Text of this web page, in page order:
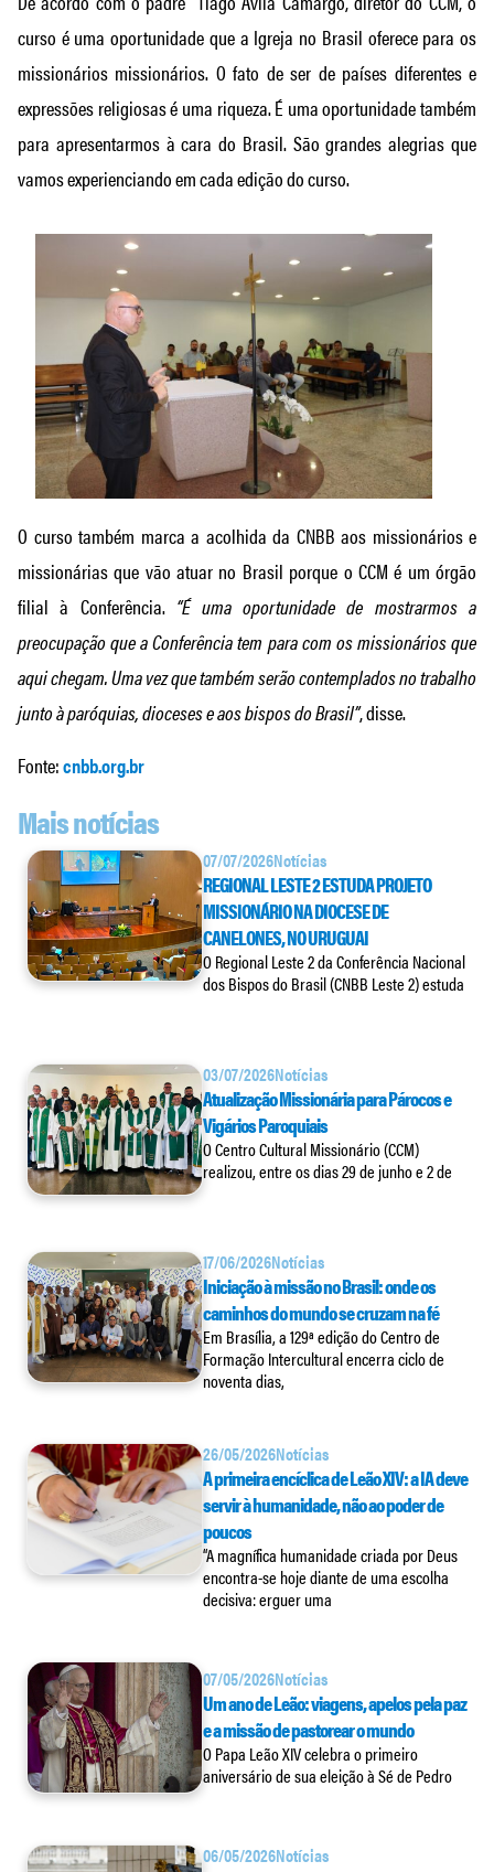
curso é uma oportunidade que a Igreja no Brasil oferece para os
missionários missionários. O fato de ser de países diferentes e
expressões religiosas é uma riqueza. É uma oportunidade também
para apresentarmos à cara do Brasil. São grandes alegrias que
vamos experienciando em cada edição do curso.
O curso também marca a acolhida da CNBB aos missionários e
missionárias que vão atuar no Brasil porque o CCM é um órgão
filial à Conferência. “É uma oportunidade de mostrarmos a
preocupação que a Conferência tem para com os missionários que
aqui chegam. Uma vez que também serão contemplados no trabalho
junto à paróquias, dioceses e aos bispos do Brasil”, disse.
Fonte:cnbb.org.br
Mais notícias
07/07/2026Notícias
REGIONAL LESTE 2 ESTUDA PROJETO
MISSIONÁRIO NA DIOCESE DE
CANELONES, NO URUGUAI
O Regional Leste 2 da Conferência Nacional
dos Bispos do Brasil (CNBB Leste 2) estuda
03/07/2026Notícias
Atualização Missionária para Párocos e
Vigários Paroquiais
O Centro Cultural Missionário (CCM)
realizou, entre os dias 29 de junho e 2 de
17/06/2026Notícias
Iniciação à missão no Brasil: onde os
caminhos do mundo se cruzam na fé
Em Brasília, a 129ª edição do Centro de
Formação Intercultural encerra ciclo de
noventa dias,
26/05/2026Notícias
A primeira encíclica de Leão XIV: a IA deve
servir à humanidade, não ao poder de
poucos
“A magnífica humanidade criada por Deus
encontra-se hoje diante de uma escolha
decisiva: erguer uma
07/05/2026Notícias
Um ano de Leão: viagens, apelos pela paz
e a missão de pastorear o mundo
O Papa Leão XIV celebra o primeiro
aniversário de sua eleição à Sé de Pedro
06/05/2026Notícias